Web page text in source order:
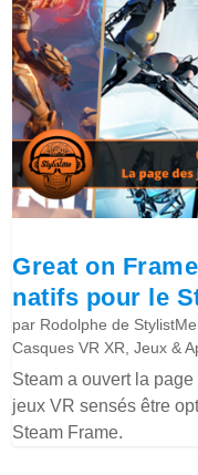
Great on
natifs pour le
par Rodolphe de StylistMe
Casques VR XR ,Jeux &
Steam a ouvert la
jeux VR sensés être
Steam Frame.